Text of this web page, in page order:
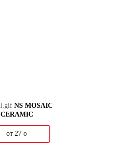
NS MOSAIC
CERAMIC
от 27 о